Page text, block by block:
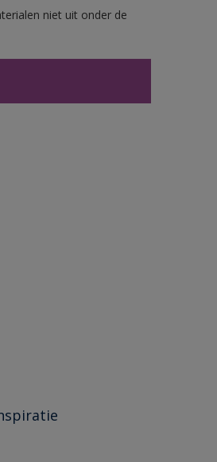
niet uit onder de